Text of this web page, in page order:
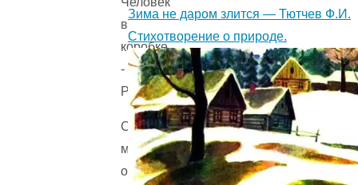
Стало
мне
однажды
Зима не даром злится — Тютчев Ф.И.
Стихотворение о природе.